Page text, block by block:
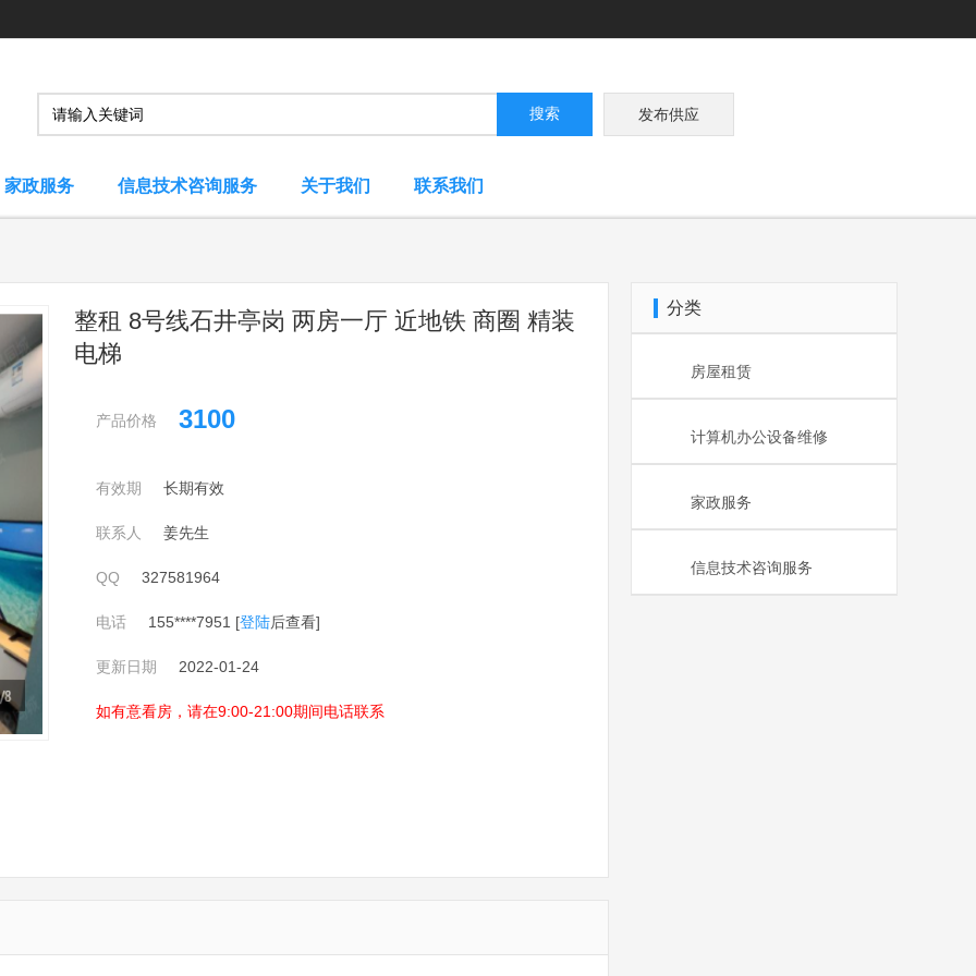
搜索 发布供应
家政服务 信息技术咨询服务 关于我们 联系我们
整租 8号线石井亭岗 两房一厅 近地铁 商圈 精装
电梯
产品价格 3100
有效期 长期有效
联系人 姜先生
QQ 327581964
电话 155****7951 [登陆后查看]
更新日期 2022-01-24
如有意看房，请在9:00-21:00期间电话联系
分类
房屋租赁
计算机办公设备维修
家政服务
信息技术咨询服务